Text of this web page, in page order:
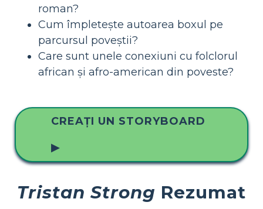
roman?
Cum împletește autoarea boxul pe
parcursul poveștii?
Care sunt unele conexiuni cu folclorul
african și afro-american din poveste?
CREAȚI UN STORYBOARD
▶
Tristan Strong Rezumat